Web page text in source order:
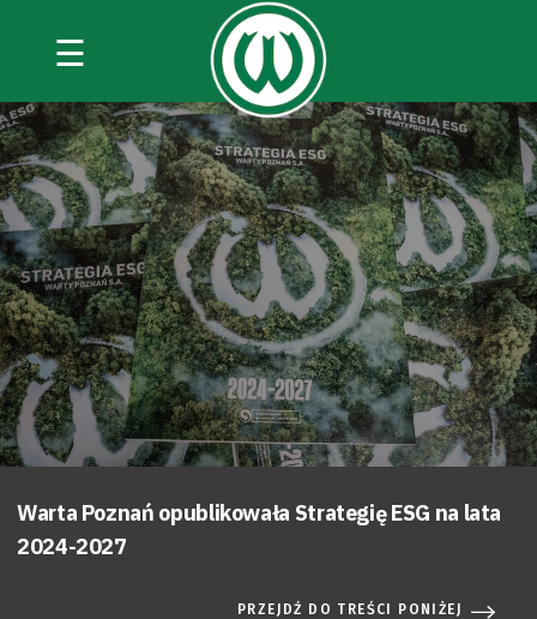
☰
Warta Poznań opublikowała Strategię ESG na lata
2024-2027
PRZEJDŹ DO TREŚCI PONIŻEJ